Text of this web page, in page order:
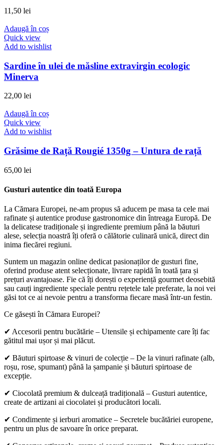
11,50 lei
Adaugă în coș
Quick view
Add to wishlist
Sardine în ulei de măsline extravirgin ecologic
Minerva
22,00 lei
Adaugă în coș
Quick view
Add to wishlist
Grăsime de Rață Rougié 1350g – Untura de rață
65,00 lei
Gusturi autentice din toată Europa​
La Cămara Europei, ne-am propus să aducem pe masa ta cele mai
rafinate și autentice produse gastronomice din întreaga Europă. De
la delicatese tradiționale și ingrediente premium până la băuturi
alese, selecția noastră îți oferă o călătorie culinară unică, direct din
inima fiecărei regiuni.
Suntem un magazin online dedicat pasionaților de gusturi fine,
oferind produse atent selecționate, livrare rapidă în toată țara și
prețuri avantajoase. Fie că îți dorești o experiență gourmet deosebită
sau cauți ingrediente speciale pentru rețetele tale preferate, la noi vei
găsi tot ce ai nevoie pentru a transforma fiecare masă într-un festin.
Ce găsești în Cămara Europei?
✔ Accesorii pentru bucătărie – Utensile și echipamente care îți fac
gătitul mai ușor și mai plăcut.
✔ Băuturi spirtoase & vinuri de colecție – De la vinuri rafinate (alb,
roșu, rose, spumant) până la șampanie și băuturi spirtoase de
excepție.
✔ Ciocolată premium & dulceață tradițională – Gusturi autentice,
create de artizani ai ciocolatei și producători locali.
✔ Condimente și ierburi aromatice – Secretele bucătăriei europene,
pentru un plus de savoare în orice preparat.